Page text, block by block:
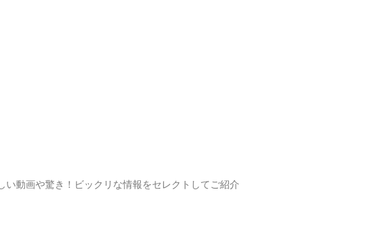
い動画や驚き！ビックリな情報をセレクトしてご紹介